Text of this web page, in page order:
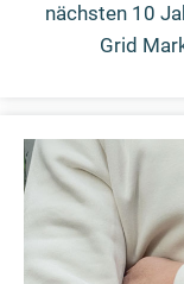
nächsten 10
Grid